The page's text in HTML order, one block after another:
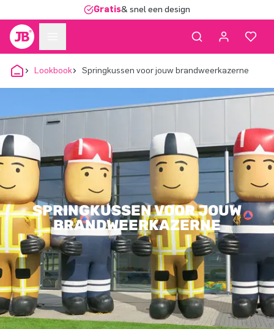
Gratis& snel een design
Lookbook Springkussen voor jouw brandweerkazerne
SPRINGKUSSEN VOOR JOUW
BRANDWEERKAZERNE